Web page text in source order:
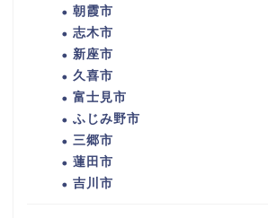
朝霞市
志木市
新座市
久喜市
富士見市
ふじみ野市
三郷市
蓮田市
吉川市